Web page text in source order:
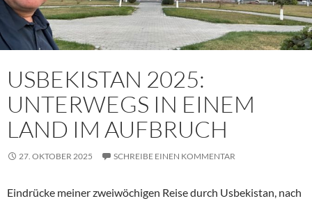
USBEKISTAN 2025:
UNTERWEGS IN EINEM
LAND IM AUFBRUCH
27. OKTOBER 2025 SCHREIBE EINEN KOMMENTAR
Eindrücke meiner zweiwöchigen Reise durch Usbekistan, nach